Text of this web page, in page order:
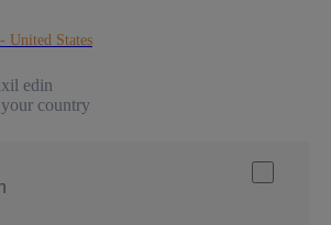
United States
edin
country